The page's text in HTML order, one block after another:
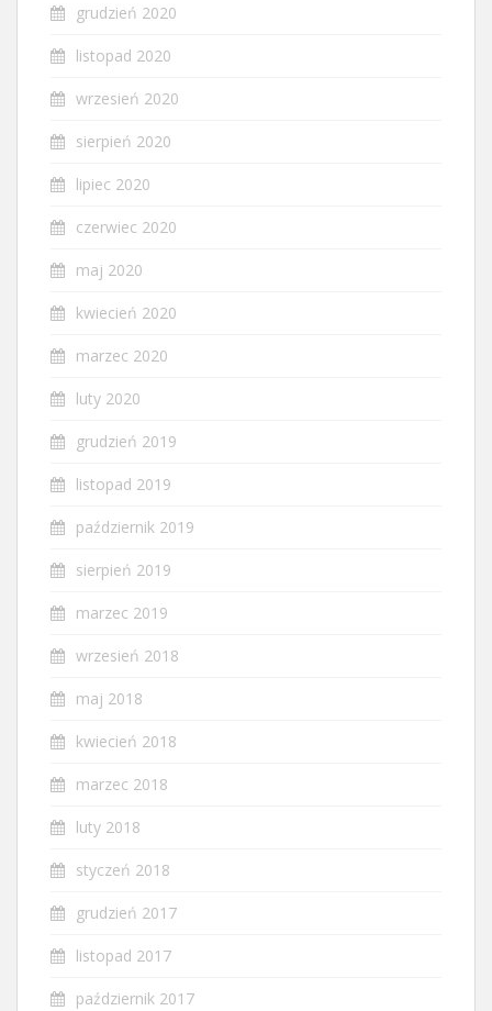
grudzień 2020
listopad 2020
wrzesień 2020
sierpień 2020
lipiec 2020
czerwiec 2020
maj 2020
kwiecień 2020
marzec 2020
luty 2020
grudzień 2019
listopad 2019
październik 2019
sierpień 2019
marzec 2019
wrzesień 2018
maj 2018
kwiecień 2018
marzec 2018
luty 2018
styczeń 2018
grudzień 2017
listopad 2017
październik 2017